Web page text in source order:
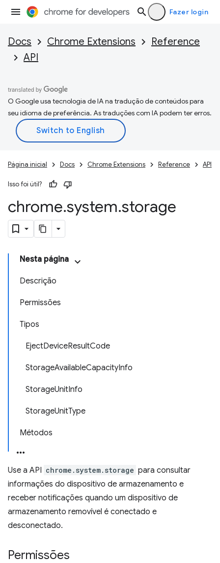
Fazer login
Docs Chrome Extensions
Reference
API
O Google usa tecnologia de IA na tradução de conteúdos para
seu idioma de preferência. As traduções com IA podem ter erros.
Página inicial Docs Chrome Extensions Reference API
Isso foi útil?
chrome.system.storage
Nesta página
Descrição
Permissões
Tipos
EjectDeviceResultCode
StorageAvailableCapacityInfo
StorageUnitInfo
StorageUnitType
Métodos
Use a API chrome.system.storage para consultar
informações do dispositivo de armazenamento e
receber notificações quando um dispositivo de
armazenamento removível é conectado e
desconectado.
Permissões